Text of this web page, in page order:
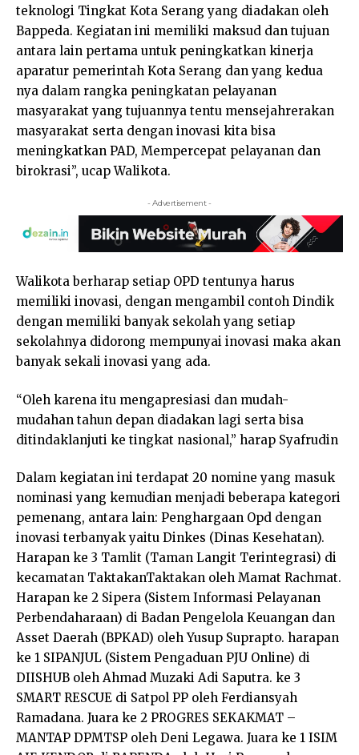
teknologi Tingkat Kota Serang yang diadakan oleh
Bappeda. Kegiatan ini memiliki maksud dan tujuan
antara lain pertama untuk peningkatkan kinerja
aparatur pemerintah Kota Serang dan yang kedua
nya dalam rangka peningkatan pelayanan
masyarakat yang tujuannya tentu mensejahrerakan
masyarakat serta dengan inovasi kita bisa
meningkatkan PAD, Mempercepat pelayanan dan
birokrasi”, ucap Walikota.
- Advertisement -
Walikota berharap setiap OPD tentunya harus
memiliki inovasi, dengan mengambil contoh Dindik
dengan memiliki banyak sekolah yang setiap
sekolahnya didorong mempunyai inovasi maka akan
banyak sekali inovasi yang ada.
“Oleh karena itu mengapresiasi dan mudah-
mudahan tahun depan diadakan lagi serta bisa
ditindaklanjuti ke tingkat nasional,” harap Syafrudin
Dalam kegiatan ini terdapat 20 nomine yang masuk
nominasi yang kemudian menjadi beberapa kategori
pemenang, antara lain: Penghargaan Opd dengan
inovasi terbanyak yaitu Dinkes (Dinas Kesehatan).
Harapan ke 3 Tamlit (Taman Langit Terintegrasi) di
kecamatan TaktakanTaktakan oleh Mamat Rachmat.
Harapan ke 2 Sipera (Sistem Informasi Pelayanan
Perbendaharaan) di Badan Pengelola Keuangan dan
Asset Daerah (BPKAD) oleh Yusup Suprapto. harapan
ke 1 SIPANJUL (Sistem Pengaduan PJU Online) di
DIISHUB oleh Ahmad Muzaki Adi Saputra. ke 3
SMART RESCUE di Satpol PP oleh Ferdiansyah
Ramadana. Juara ke 2 PROGRES SEKAKMAT –
MANTAP DPMTSP oleh Deni Legawa. Juara ke 1 ISIM